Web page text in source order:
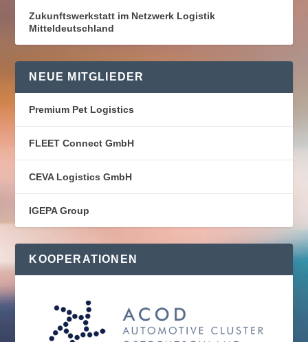
Zukunftswerkstatt im Netzwerk Logistik
Mitteldeutschland
NEUE MITGLIEDER
Premium Pet Logistics
FLEET Connect GmbH
CEVA Logistics GmbH
IGEPA Group
KOOPERATIONEN